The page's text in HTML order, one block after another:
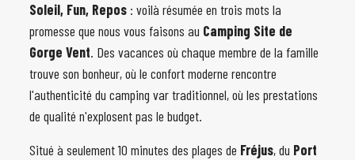
Soleil, Fun, Repos : voilà résumée en trois mots la
promesse que nous vous faisons au Camping Site de
Gorge Vent. Des vacances où chaque membre de la famille
trouve son bonheur, où le confort moderne rencontre
l'authenticité du camping var traditionnel, où les prestations
de qualité n'explosent pas le budget.
Situé à seulement 10 minutes des plages de Fréjus, du Port